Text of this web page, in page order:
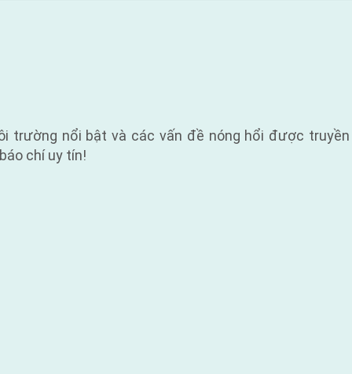
trường nổi bật và các vấn đề nóng hổi được
chí uy tín!